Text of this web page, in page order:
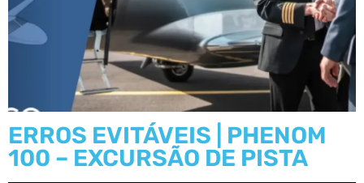
ERROS EVITÁVEIS | PHENOM
100 – EXCURSÃO DE PISTA